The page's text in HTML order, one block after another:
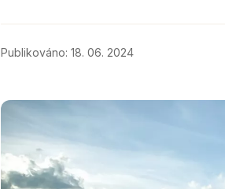
Publikováno: 18. 06. 2024